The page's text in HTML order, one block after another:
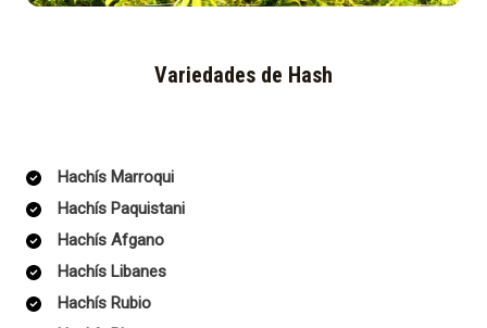
Variedades de Hash
Hachís Marroqui
Hachís Paquistani
Hachís Afgano
Hachís Libanes
Hachís Rubio